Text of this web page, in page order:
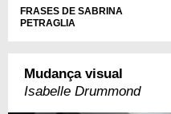
FRASES DE SABRINA
PETRAGLIA
Mudança visual
Isabelle Drummond